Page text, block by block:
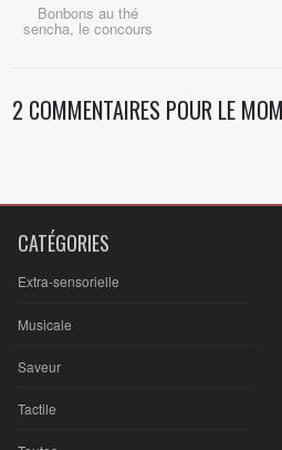
Bonbons au thé
sencha, le concours
2 COMMENTAIRES POUR LE
CATÉGORIES
Extra-sensorielle
Musicale
Saveur
Tactile